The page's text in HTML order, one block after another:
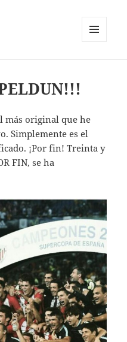
más original que he
Simplemente es el
¡Por fin! Treinta y
FIN, se ha